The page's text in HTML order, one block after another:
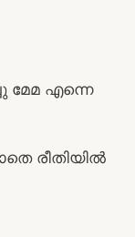
മേമ എന്നെ
രീതിയിൽ